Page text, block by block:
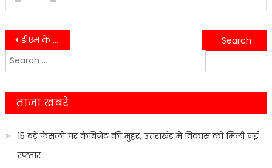
Post
navigation
डीएम के निर्देश पर आबकारी विभाग का एक्शन, 12 दुकानों पर कार्रवाई….
स्कूल में बिगड़ी तबीयत, अस्पताल पहुंचने से पहले बच्चे की मौत….
Search
for:
ताजा खबरे
15 बड़े फैसलों पर कैबिनेट की मुहर, उत्तराखंड में विकास को मिली नई
रफ्तार